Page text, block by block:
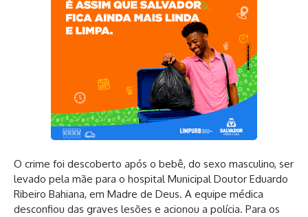
O crime foi descoberto após o bebê, do sexo masculino, ser
levado pela mãe para o hospital Municipal Doutor Eduardo
Ribeiro Bahiana, em Madre de Deus. A equipe médica
desconfiou das graves lesões e acionou a polícia. Para os